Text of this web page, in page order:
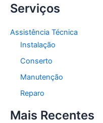
Serviços
Assistência Técnica
Instalação
Conserto
Manutenção
Reparo
Mais Recentes